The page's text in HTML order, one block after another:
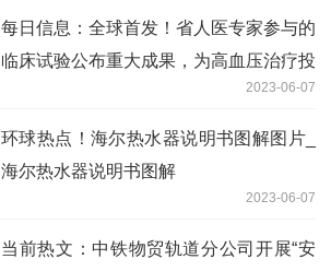
每日信息：全球首发！省人医专家参与的
临床试验公布重大成果，为高血压治疗投
2023-06-07
环球热点！海尔热水器说明书图解图片_
海尔热水器说明书图解
2023-06-07
当前热文：中铁物贸轨道分公司开展“安